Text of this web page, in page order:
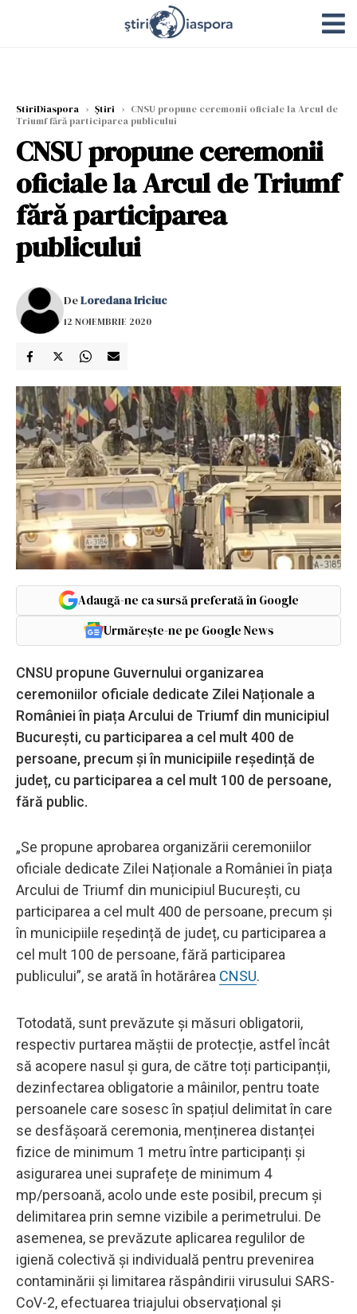
StiriDiaspora › Știri › CNSU propune ceremonii oficiale la Arcul de
Triumf fără participarea publicului
CNSU propune ceremonii
oficiale la Arcul de Triumf
fără participarea
publicului
DeLoredana Iriciuc
12 NOIEMBRIE 2020
Adaugă-ne ca sursă preferată în Google
Urmărește-ne pe Google News
CNSU propune Guvernului organizarea
ceremoniilor oficiale dedicate Zilei Naționale a
României în piața Arcului de Triumf din municipiul
București, cu participarea a cel mult 400 de
persoane, precum și în municipiile reședință de
județ, cu participarea a cel mult 100 de persoane,
fără public.
„Se propune aprobarea organizării ceremoniilor
oficiale dedicate Zilei Naționale a României în piața
Arcului de Triumf din municipiul București, cu
participarea a cel mult 400 de persoane, precum și
în municipiile reședință de județ, cu participarea a
cel mult 100 de persoane, fără participarea
publicului”, se arată în hotărârea CNSU.
Totodată, sunt prevăzute și măsuri obligatorii,
respectiv purtarea măștii de protecție, astfel încât
să acopere nasul şi gura, de către toți participanții,
dezinfectarea obligatorie a mâinilor, pentru toate
persoanele care sosesc în spațiul delimitat în care
se desfășoară ceremonia, menținerea distanței
fizice de minimum 1 metru între participanți şi
asigurarea unei suprafețe de minimum 4
mp/persoană, acolo unde este posibil, precum și
delimitarea prin semne vizibile a perimetrului. De
asemenea, se prevăzute aplicarea regulilor de
igienă colectivă şi individuală pentru prevenirea
contaminării şi limitarea răspândirii virusului SARS-
CoV-2, efectuarea triajului observațional şi